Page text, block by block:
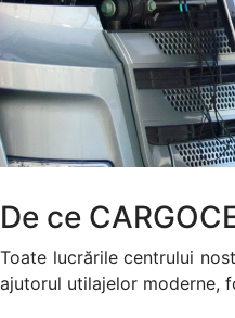
De ce
Toate lucrările centrului
ajutorul utilajelor moderne,